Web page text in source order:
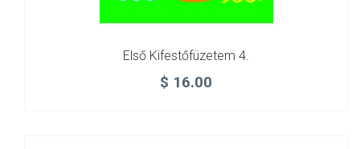
Első Kifestőfüzetem 4.
$ 16.00